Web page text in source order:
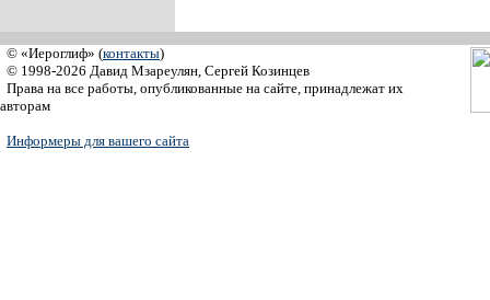
© «Иероглиф» (контакты)
© 1998-2026 Давид Мзареулян, Сергей Козинцев
Права на все работы, опубликованные на сайте, принадлежат их
авторам
Информеры для вашего сайта